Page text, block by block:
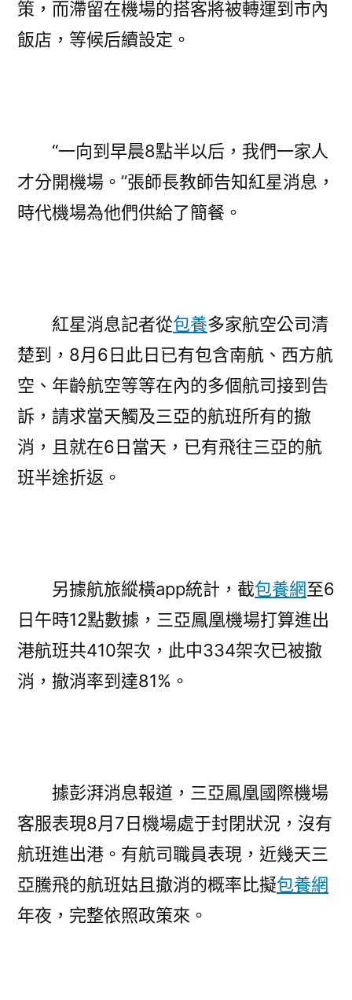
策，而滯留在機場的搭客將被轉運到市內
飯店，等候后續設定。
“一向到早晨8點半以后，我們一家人
才分開機場。”張師長教師告知紅星消息，
時代機場為他們供給了簡餐。
紅星消息記者從包養多家航空公司清
楚到，8月6日此日已有包含南航、西方航
空、年齡航空等等在內的多個航司接到告
訴，請求當天觸及三亞的航班所有的撤
消，且就在6日當天，已有飛往三亞的航
班半途折返。
另據航旅縱橫app統計，截包養網至6
日午時12點數據，三亞鳳凰機場打算進出
港航班共410架次，此中334架次已被撤
消，撤消率到達81%。
據彭湃消息報道，三亞鳳凰國際機場
客服表現8月7日機場處于封閉狀況，沒有
航班進出港。有航司職員表現，近幾天三
亞騰飛的航班姑且撤消的概率比擬包養網
年夜，完整依照政策來。